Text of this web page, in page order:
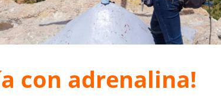
con adrenalina!